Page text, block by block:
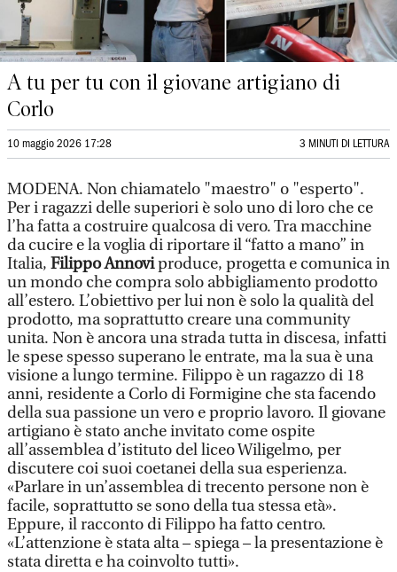
A tu per tu con il giovane artigiano di
Corlo
10 maggio 2026 17:28 3 MINUTI DI LETTURA
MODENA. Non chiamatelo "maestro" o "esperto".
Per i ragazzi delle superiori è solo uno di loro che ce
l’ha fatta a costruire qualcosa di vero. Tra macchine
da cucire e la voglia di riportare il “fatto a mano” in
Italia, Filippo Annoviproduce, progetta e comunica in
un mondo che compra solo abbigliamento prodotto
all’estero. L’obiettivo per lui non è solo la qualità del
prodotto, ma soprattutto creare una community
unita. Non è ancora una strada tutta in discesa, infatti
le spese spesso superano le entrate, ma la sua è una
visione a lungo termine. Filippo è un ragazzo di 18
anni, residente a Corlo di Formigine che sta facendo
della sua passione un vero e proprio lavoro. Il giovane
artigiano è stato anche invitato come ospite
all’assemblea d’istituto del liceo Wiligelmo, per
discutere coi suoi coetanei della sua esperienza.
«Parlare in un’assemblea di trecento persone non è
facile, soprattutto se sono della tua stessa età».
Eppure, il racconto di Filippo ha fatto centro.
«L’attenzione è stata alta – spiega – la presentazione è
stata diretta e ha coinvolto tutti».